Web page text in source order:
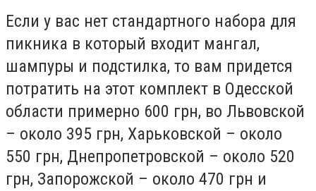
Если у вас нет стандартного набора для
пикника в который входит мангал,
шампуры и подстилка, то вам придется
потратить на этот комплект в Одесской
области примерно 600 грн, во Львовской
– около 395 грн, Харьковской – около
550 грн, Днепропетровской – около 520
грн, Запорожской – около 470 грн и